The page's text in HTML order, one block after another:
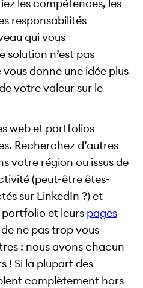
les compétences, les
responsabilités
qui vous
n’est pas
donne une idée plus
votre valeur sur le
web et portfolios
Recherchez d’autres
votre région ou issus de
(peut-être êtes-
sur LinkedIn ?) et
portfolio et leurs pages
de ne pas trop vous
: nous avons chacun
! Si la plupart des
complètement hors